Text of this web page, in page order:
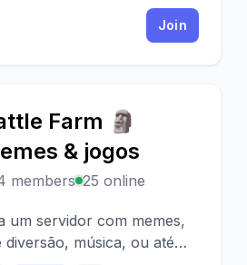
Join
Farm 🗿
& jogos
members 25 online
um servidor com memes,
música, ou até